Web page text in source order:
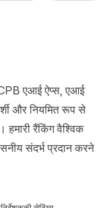
एआई ऐप्स, एआई
और नियमित रूप से
रैंकिंग वैश्विक
संदर्भ प्रदान करने